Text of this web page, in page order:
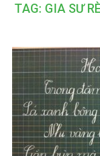
TAG: GIA SƯ